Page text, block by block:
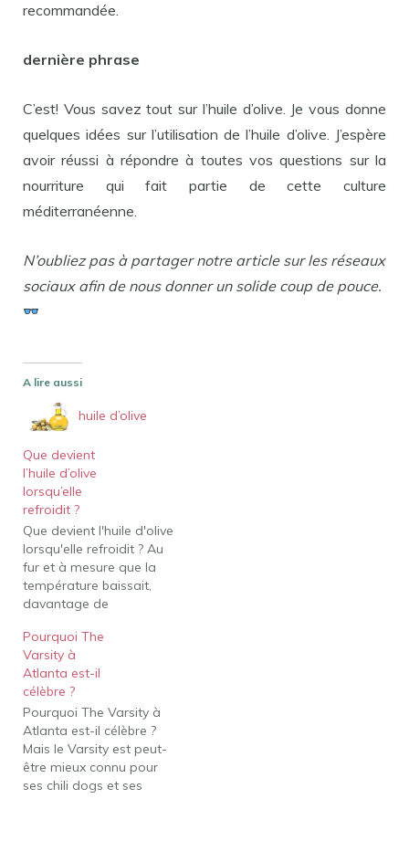
recommandée.
dernière phrase
C’est! Vous savez tout sur l’huile d’olive. Je vous donne
quelques idées sur l’utilisation de l’huile d’olive. J’espère
avoir réussi à répondre à toutes vos questions sur la
nourriture qui fait partie de cette culture
méditerranéenne.
N’oubliez pas à partager notre article sur les réseaux
sociaux afin de nous donner un solide coup de pouce.
A lire aussi
huile d’olive
Que devient
l’huile d’olive
lorsqu’elle
refroidit ?
Que devient l'huile d'olive
lorsqu'elle refroidit ? Au
fur et à mesure que la
température baissait,
davantage de
solidifiaient. À environ
45-50xb0F, l'huile d'olive
peut commencer à se
solidifier, lui donnant un
aspect trouble ou
cristallisé. Au fur et à
mesure que l'huile d'olive
refroidit, elle…
Pourquoi The
Varsity à
Atlanta est-il
célèbre ?
Pourquoi The Varsity à
Atlanta est-il célèbre ?
Mais le Varsity est peut-
être mieux connu pour
ses chili dogs et ses